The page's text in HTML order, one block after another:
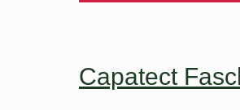
Capatect